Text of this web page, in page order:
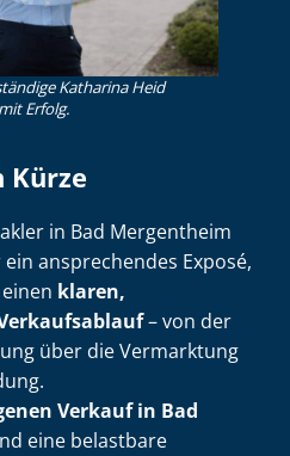
Katharina Heid
Erfolg.
Kürze
in Bad Mergentheim
ansprechendes Exposé,
klaren,
– von der
über die Vermarktung
Verkauf in Bad
eine belastbare